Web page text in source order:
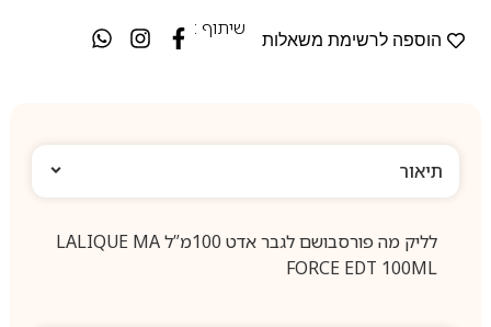
הוספה לרשימת משאלות
שיתוף :
תיאור
לליק מה פורסבושם לגבר אדט 100מ”ל LALIQUE MA
FORCE EDT 100ML